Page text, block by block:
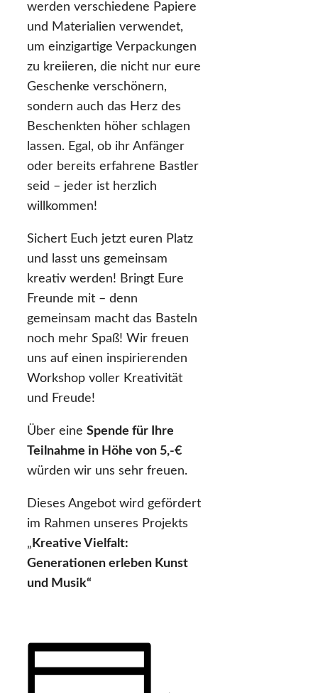
werden verschiedene Papiere
und Materialien verwendet,
um einzigartige Verpackungen
zu kreiieren, die nicht nur eure
Geschenke verschönern,
sondern auch das Herz des
Beschenkten höher schlagen
lassen. Egal, ob ihr Anfänger
oder bereits erfahrene Bastler
seid – jeder ist herzlich
willkommen!
Sichert Euch jetzt euren Platz
und lasst uns gemeinsam
kreativ werden! Bringt Eure
Freunde mit – denn
gemeinsam macht das Basteln
noch mehr Spaß! Wir freuen
uns auf einen inspirierenden
Workshop voller Kreativität
und Freude!
Über eine Spende für Ihre
Teilnahme in Höhe von 5,-€
würden wir uns sehr freuen.
Dieses Angebot wird gefördert
im Rahmen unseres Projekts
„ Kreative Vielfalt:
Generationen erleben Kunst
und Musik“